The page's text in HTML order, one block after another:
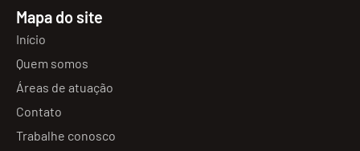
Mapa do site
Início
Quem somos
Áreas de atuação
Contato
Trabalhe conosco